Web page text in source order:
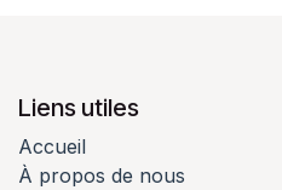
Liens utiles
Accueil
À propos de nous